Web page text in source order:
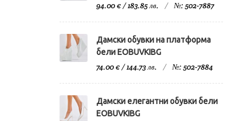
94.00 € / 183.85 лв. №: 502-7887
Дамски обувки на платформа
бели EOBUVKIBG
74.00 € / 144.73 лв. №: 502-7884
Дамски елегантни обувки бели
ЕОBUVKIBG